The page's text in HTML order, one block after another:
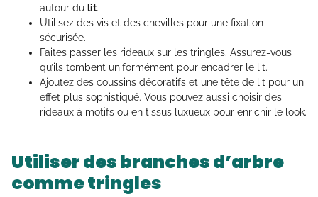
autour du lit.
Utilisez des vis et des chevilles pour une fixation
sécurisée.
Faites passer les rideaux sur les tringles. Assurez-vous
qu’ils tombent uniformément pour encadrer le lit.
Ajoutez des coussins décoratifs et une tête de lit pour un
effet plus sophistiqué. Vous pouvez aussi choisir des
rideaux à motifs ou en tissus luxueux pour enrichir le look.
Utiliser des branches d’arbre
comme tringles